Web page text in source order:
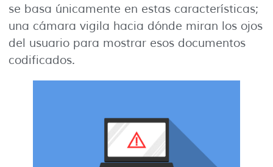
se basa únicamente en estas características;
una cámara vigila hacia dónde miran los ojos
del usuario para mostrar esos documentos
codificados.